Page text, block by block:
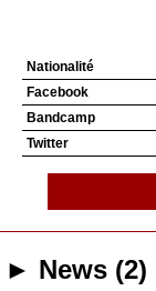
Nationalité
Facebook
Bandcamp
Twitter
► News (2)